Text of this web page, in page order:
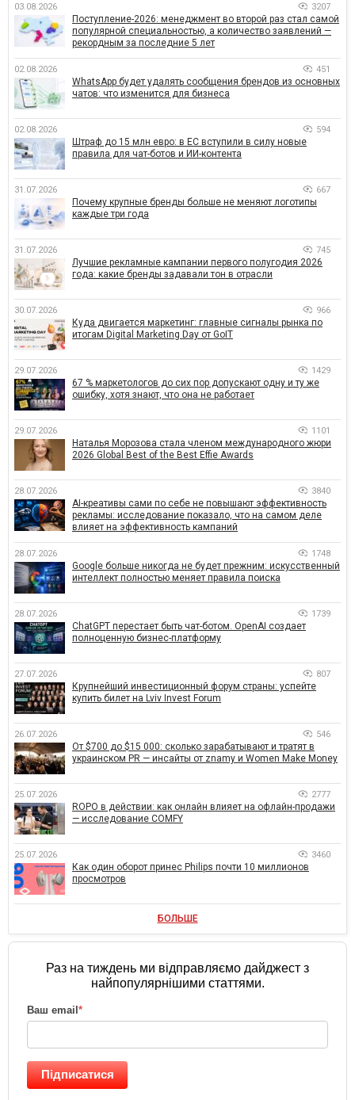
03.08.2026 3207
Поступление-2026: менеджмент во второй раз стал самой
популярной специальностью, а количество заявлений —
рекордным за последние 5 лет
02.08.2026 451
WhatsApp будет удалять сообщения брендов из основных
чатов: что изменится для бизнеса
02.08.2026 594
Штраф до 15 млн евро: в ЕС вступили в силу новые
правила для чат-ботов и ИИ-контента
31.07.2026 667
Почему крупные бренды больше не меняют логотипы
каждые три года
31.07.2026 745
Лучшие рекламные кампании первого полугодия 2026
года: какие бренды задавали тон в отрасли
30.07.2026 966
Куда двигается маркетинг: главные сигналы рынка по
итогам Digital Marketing Day от GoIT
29.07.2026 1429
67 % маркетологов до сих пор допускают одну и ту же
ошибку, хотя знают, что она не работает
29.07.2026 1101
Наталья Морозова стала членом международного жюри
2026 Global Best of the Best Effie Awards
28.07.2026 3840
AI-креативы сами по себе не повышают эффективность
рекламы: исследование показало, что на самом деле
влияет на эффективность кампаний
28.07.2026 1748
Google больше никогда не будет прежним: искусственный
интеллект полностью меняет правила поиска
28.07.2026 1739
ChatGPT перестает быть чат-ботом. OpenAI создает
полноценную бизнес-платформу
27.07.2026 807
Крупнейший инвестиционный форум страны: успейте
купить билет на Lviv Invest Forum
26.07.2026 546
От $700 до $15 000: сколько зарабатывают и тратят в
украинском PR — инсайты от znamy и Women Make Money
25.07.2026 2777
ROPO в действии: как онлайн влияет на офлайн-продажи
— исследование COMFY
25.07.2026 3460
Как один оборот принес Philips почти 10 миллионов
просмотров
БОЛЬШЕ
Раз на тиждень ми відправляємо дайджест з
найпопулярнішими статтями.
Ваш email*
Підписатися